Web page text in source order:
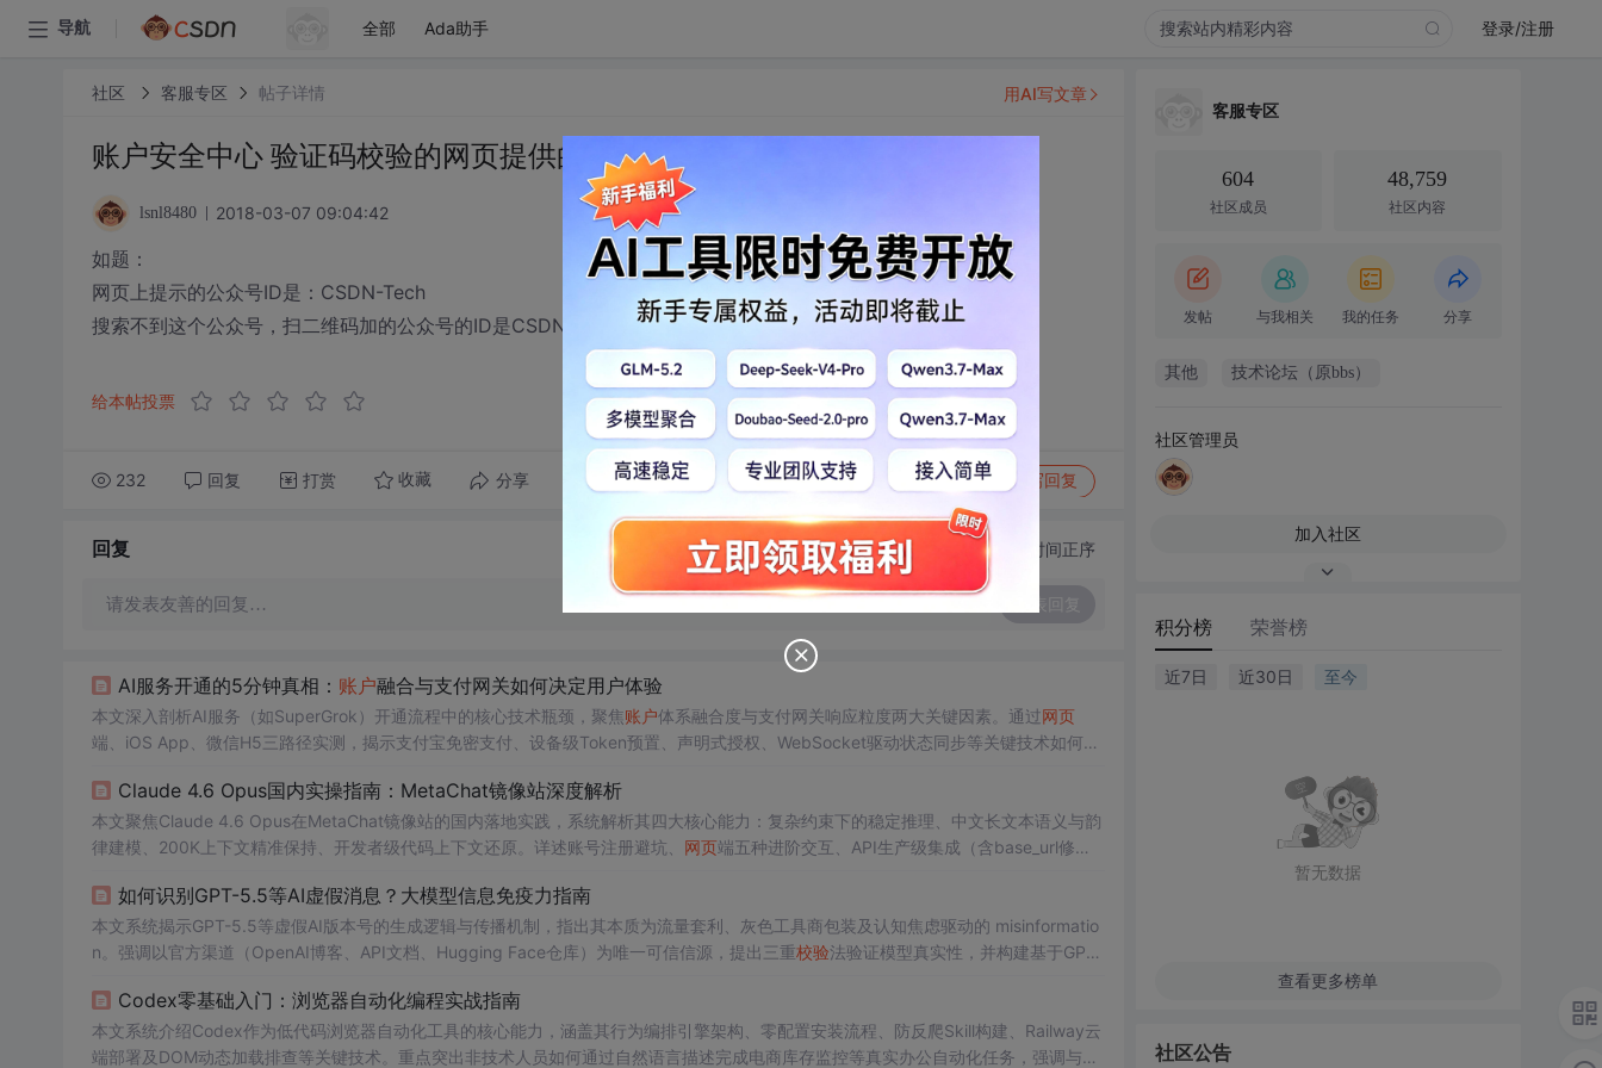
导航 全部 Ada助手 登录/注册
社区 客服专区 帖子详情
账户安全中心 验证码校验的网页提供的公众号ID是错的
lsnl8480 2018-03-07 09:04:42
如题：
网页上提示的公众号ID是：CSDN-Tech
搜索不到这个公众号，扫二维码加的公众号的ID是CSDN_Tech.
给本帖投票
232 回复 打赏 收藏 分享 转发到动态 举报 写回复
用AI写文章
回复 切换为时间正序
请发表友善的回复…
AI服务开通的5分钟真相： 账户融合与支付网关如何决定用户体验
本文深入剖析AI服务（如SuperGrok）开通流程中的核心技术瓶颈，聚焦账户体系融合度与支付网关响应粒度两大关键因素。通过网页
端、iOS App、微信H5三路径实测，揭示支付宝免密支付、设备级Token预置、声明式授权、WebSocket驱动状态同步等关键技术如何将
SLA与用户价值路径设计的重要性。
Claude 4.6 Opus国内实操指南：MetaChat镜像站深度解析
本文聚焦Claude 4.6 Opus在MetaChat镜像站的国内落地实践，系统解析其四大核心能力：复杂约束下的稳定推理、中文长文本语义与韵
律建模、200K上下文精准保持、开发者级代码上下文还原。详述账号注册避坑、 网页端五种进阶交互、API生产级集成（含base_url修
模型在实时数据、确定性计算和主观判断上的能力边界。
如何识别GPT-5.5等AI虚假消息？大模型信息免疫力指南
本文系统揭示GPT-5.5等虚假AI版本号的生成逻辑与传播机制，指出其本质为流量套利、灰色工具商包装及认知焦虑驱动的 misinformatio
n。强调以官方渠道（OpenAI博客、API文档、Hugging Face仓库）为唯一可信信源，提出三重校验法验证模型真实性，并构建基于GPT-
能力而非追逐虚构版本。
Codex零基础入门：浏览器自动化编程实战指南
本文系统介绍Codex作为低代码浏览器自动化工具的核心能力，涵盖其行为编排引擎架构、零配置安装流程、防反爬Skill构建、Railway云
端部署及DOM动态加载排查等关键技术。重点突出非技术人员如何通过自然语言描述完成电商库存监控等真实办公自动化任务，强调与Se
客服专区
604
社区成员
48,759
社区内容
发帖 与我相关 我的任务 分享
其他 技术论坛（原bbs）
社区管理员
加入社区
积分榜 荣誉榜
近7日 近30日 至今
暂无数据
查看更多榜单
社区公告